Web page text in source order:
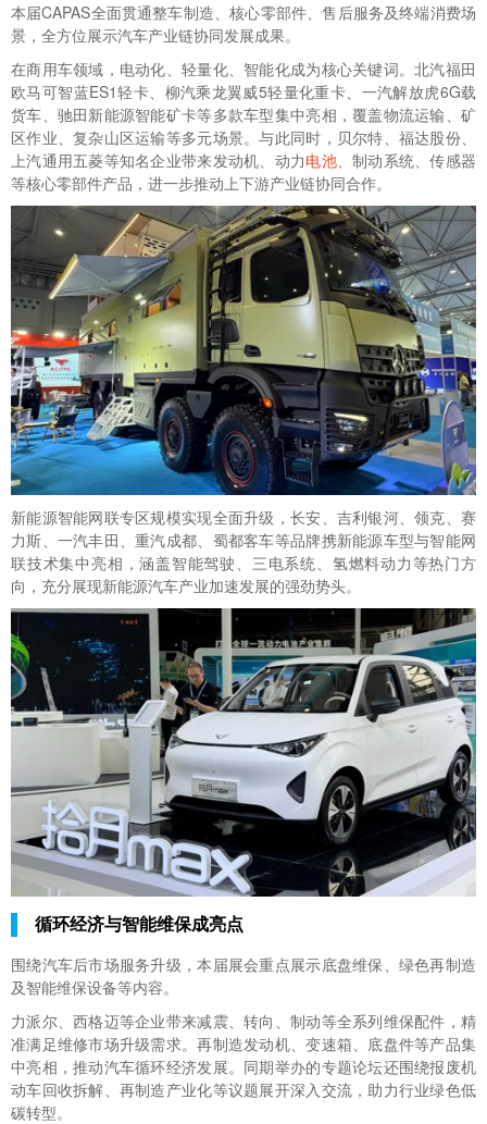
本届CAPAS全面贯通整车制造、核心零部件、售后服务及终端消费场
景，全方位展示汽车产业链协同发展成果。
在商用车领域，电动化、轻量化、智能化成为核心关键词。北汽福田
欧马可智蓝ES1轻卡、柳汽乘龙翼威5轻量化重卡、一汽解放虎6G载
货车、驰田新能源智能矿卡等多款车型集中亮相，覆盖物流运输、矿
区作业、复杂山区运输等多元场景。与此同时，贝尔特、福达股份、
上汽通用五菱等知名企业带来发动机、动力电池、制动系统、传感器
等核心零部件产品，进一步推动上下游产业链协同合作。
新能源智能网联专区规模实现全面升级，长安、吉利银河、领克、赛
力斯、一汽丰田、重汽成都、蜀都客车等品牌携新能源车型与智能网
联技术集中亮相，涵盖智能驾驶、三电系统、氢燃料动力等热门方
向，充分展现新能源汽车产业加速发展的强劲势头。
循环经济与智能维保成亮点
围绕汽车后市场服务升级，本届展会重点展示底盘维保、绿色再制造
及智能维保设备等内容。
力派尔、西格迈等企业带来减震、转向、制动等全系列维保配件，精
准满足维修市场升级需求。再制造发动机、变速箱、底盘件等产品集
中亮相，推动汽车循环经济发展。同期举办的专题论坛还围绕报废机
动车回收拆解、再制造产业化等议题展开深入交流，助力行业绿色低
碳转型。